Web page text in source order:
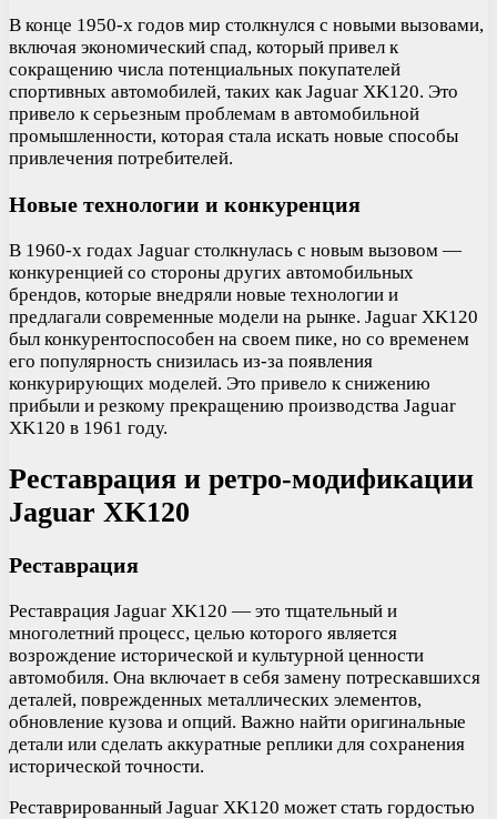
В конце 1950-х годов мир столкнулся с новыми вызовами,
включая экономический спад, который привел к
сокращению числа потенциальных покупателей
спортивных автомобилей, таких как Jaguar XK120. Это
привело к серьезным проблемам в автомобильной
промышленности, которая стала искать новые способы
привлечения потребителей.
Новые технологии и конкуренция
В 1960-х годах Jaguar столкнулась с новым вызовом —
конкуренцией со стороны других автомобильных
брендов, которые внедряли новые технологии и
предлагали современные модели на рынке. Jaguar XK120
был конкурентоспособен на своем пике, но со временем
его популярность снизилась из-за появления
конкурирующих моделей. Это привело к снижению
прибыли и резкому прекращению производства Jaguar
XK120 в 1961 году.
Реставрация и ретро-модификации
Jaguar XK120
Реставрация
Реставрация Jaguar XK120 — это тщательный и
многолетний процесс, целью которого является
возрождение исторической и культурной ценности
автомобиля. Она включает в себя замену потрескавшихся
деталей, поврежденных металлических элементов,
обновление кузова и опций. Важно найти оригинальные
детали или сделать аккуратные реплики для сохранения
исторической точности.
Реставрированный Jaguar XK120 может стать гордостью